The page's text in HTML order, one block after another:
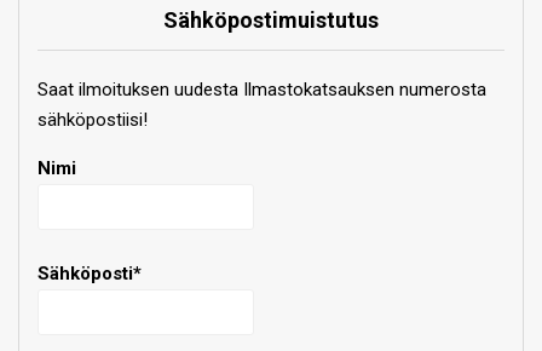
Sähköpostimuistutus
Saat ilmoituksen uudesta Ilmastokatsauksen numerosta
sähköpostiisi!
Nimi
Sähköposti*